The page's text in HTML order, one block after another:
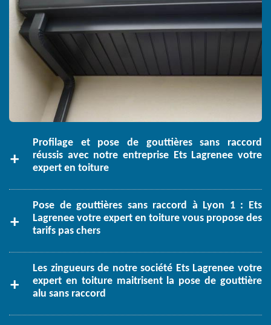
Profilage et pose de gouttières sans raccord
réussis avec notre entreprise Ets Lagrenee votre
expert en toiture
Pose de gouttières sans raccord à Lyon 1 : Ets
Lagrenee votre expert en toiture vous propose des
tarifs pas chers
Les zingueurs de notre société Ets Lagrenee votre
expert en toiture maitrisent la pose de gouttière
alu sans raccord